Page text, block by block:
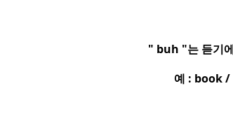
" buh "는 듣기
예 : book